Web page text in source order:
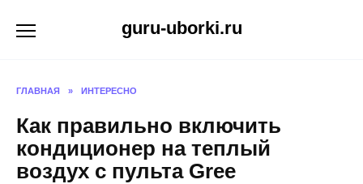
guru-uborki.ru
ГЛАВНАЯ » ИНТЕРЕСНО
Как правильно включить
кондиционер на теплый
воздух с пульта Gree